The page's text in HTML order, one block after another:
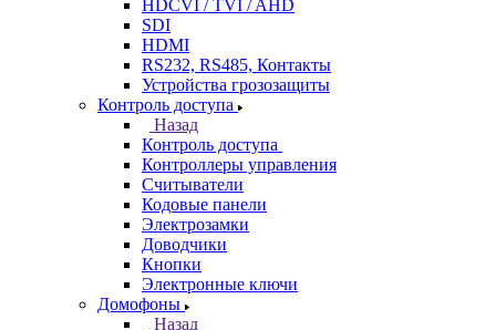
HDCVI / TVI / AHD
SDI
HDMI
RS232, RS485, Контакты
Устройства грозозащиты
Контроль доступа
Назад
Контроль доступа
Контроллеры управления
Считыватели
Кодовые панели
Электрозамки
Доводчики
Кнопки
Электронные ключи
Домофоны
Назад